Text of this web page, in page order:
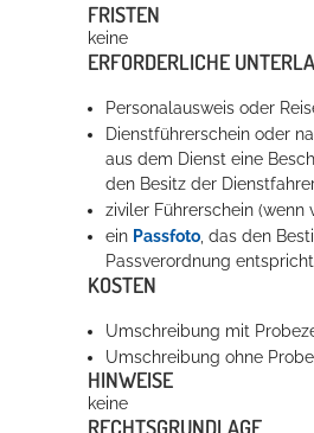
FRISTEN
keine
ERFORDERLICHE
Personalausweis oder
Dienstführerschein oder
aus dem Dienst eine
den Besitz der
ziviler Führerschein (wenn
ein Passfoto, das den
Passverordnung entspricht
KOSTEN
Umschreibung mit
Umschreibung ohne
HINWEISE
keine
RECHTSGRUNDLAGE